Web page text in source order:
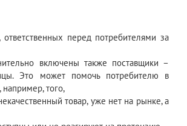
перед потребителями за
включены также поставщики –
Это может помочь потребителю в
например, того,
товар, уже нет на рынке, а